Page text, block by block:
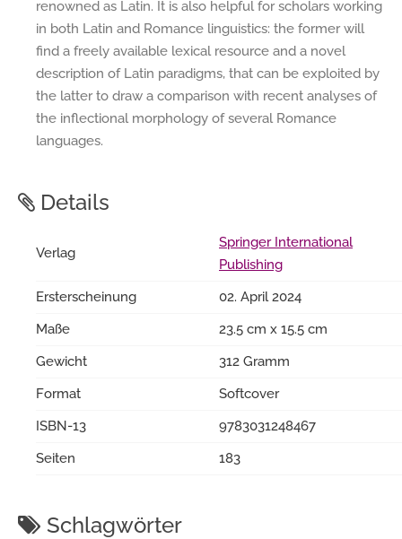
renowned as Latin. It is also helpful for scholars working
in both Latin and Romance linguistics: the former will
find a freely available lexical resource and a novel
description of Latin paradigms, that can be exploited by
the latter to draw a comparison with recent analyses of
the inflectional morphology of several Romance
languages.
Details
Verlag
Springer International
Publishing
Ersterscheinung
02. April 2024
Maße
23.5 cm x 15.5 cm
Gewicht
312 Gramm
Format
Softcover
ISBN-13
9783031248467
Seiten
183
Schlagwörter